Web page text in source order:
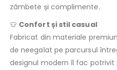
zâmbete și complimente.
👕 Confort și stil casual
Fabricat din materiale
de neegalat pe parcursul
designul modern îl fac